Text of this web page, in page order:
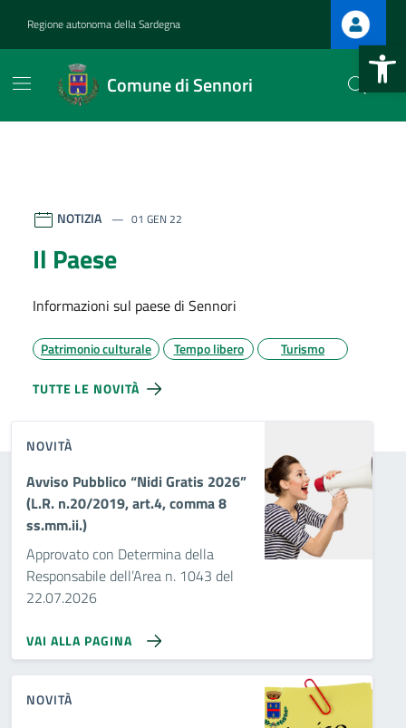
Apri la
Regione autonoma della Sardegna
Comune di Sennori
NOTIZIA 01 GEN 22
Il Paese
Informazioni sul paese di Sennori
Patrimonio culturale Tempo libero Turismo
TUTTE LE NOVITÀ
NOVITÀ
Avviso Pubblico “Nidi Gratis 2026”
(L.R. n.20/2019, art.4, comma 8
ss.mm.ii.)
Approvato con Determina della
Responsabile dell’Area n. 1043 del
22.07.2026
VAI ALLA PAGINA
NOVITÀ